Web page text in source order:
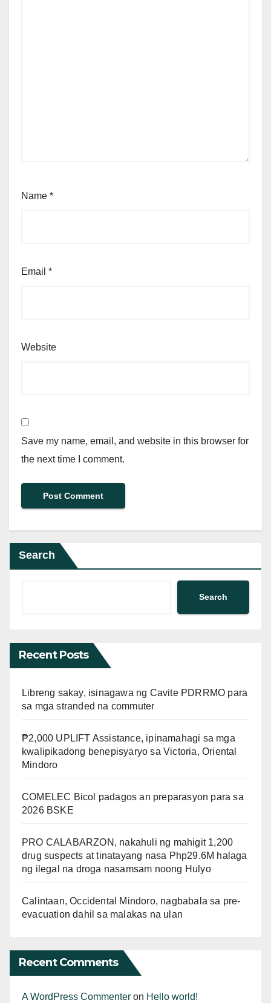
Name *
Email *
Website
Save my name, email, and website in this browser for
the next time I comment.
Search
Search
Recent Posts
Libreng sakay, isinagawa ng Cavite PDRRMO para
sa mga stranded na commuter
₱2,000 UPLIFT Assistance, ipinamahagi sa mga
kwalipikadong benepisyaryo sa Victoria, Oriental
Mindoro
COMELEC Bicol padagos an preparasyon para sa
2026 BSKE
PRO CALABARZON, nakahuli ng mahigit 1,200
drug suspects at tinatayang nasa Php29.6M halaga
ng ilegal na droga nasamsam noong Hulyo
Calintaan, Occidental Mindoro, nagbabala sa pre-
evacuation dahil sa malakas na ulan
Recent Comments
A WordPress Commenter on Hello world!